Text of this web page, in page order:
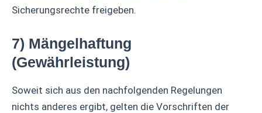
Sicherungsrechte freigeben.
7) Mängelhaftung
(Gewährleistung)
Soweit sich aus den nachfolgenden Regelungen
nichts anderes ergibt, gelten die Vorschriften der